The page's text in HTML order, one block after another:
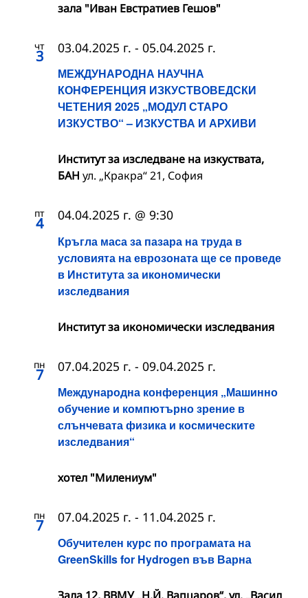
зала "Иван Евстратиев Гешов"
чт
3
МЕЖДУНАРОДНА НАУЧНА
КОНФЕРЕНЦИЯ ИЗКУСТВОВЕДСКИ
ЧЕТЕНИЯ 2025 „МОДУЛ СТАРО
ИЗКУСТВО“ – ИЗКУСТВА И АРХИВИ
03.04.2025 г. - 05.04.2025 г.
Институт за изследване на изкуствата,
БАН ул. „Кракра“ 21, София
пт
4
Кръгла маса за пазара на труда в
условията на еврозоната ще се проведе
в Института за икономически
изследвания
04.04.2025 г. @ 9:30
Институт за икономически изследвания
пн
7
Международна конференция „Машинно
обучение и компютърно зрение в
слънчевата физика и космическите
изследвания“
07.04.2025 г. - 09.04.2025 г.
хотел "Милениум"
пн
7
Обучителен курс по програмата на
GreenSkills for Hydrogen във Варна
07.04.2025 г. - 11.04.2025 г.